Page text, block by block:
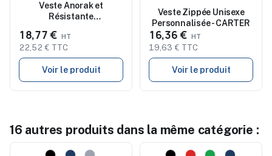
Veste Anorak et
Résistante
Abordable - Likpan
18,77 €
22,52 € TTC
Voir le produit
Veste Zippée Unisexe
Personnalisée - CARTER
16,36 €
19,63 € TTC
Voir le produit
16 autres produits dans la même catégorie :